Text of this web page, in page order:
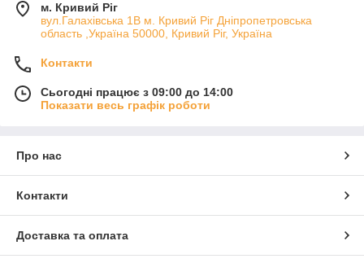
м. Кривий Ріг
вул.Галахівська 1В м. Кривий Ріг Дніпропетровська
область ,Україна 50000, Кривий Ріг, Україна
Контакти
Сьогодні працює з 09:00 до 14:00
Показати весь графік роботи
Про нас
Контакти
Доставка та оплата